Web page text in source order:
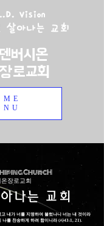
Vision
아나는 교회
덴버시온
장로교회
ME
NU
ChurcH
장로교회
나는 교회
내가 너를 지명하여 불렀나니 너는 내 것이라
나를 찬송하게 하려 함이니라 (사43:1, 21).